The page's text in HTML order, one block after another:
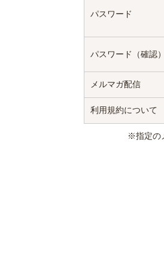
パスワード
パスワード（確認）
メルマガ配信
利用規約について
※指定の